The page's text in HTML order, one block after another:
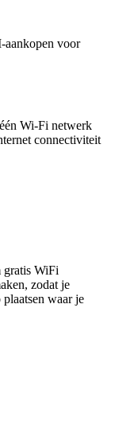
voor
Wi-Fi netwerk
connectiviteit
gratis WiFi
zodat je
waar je